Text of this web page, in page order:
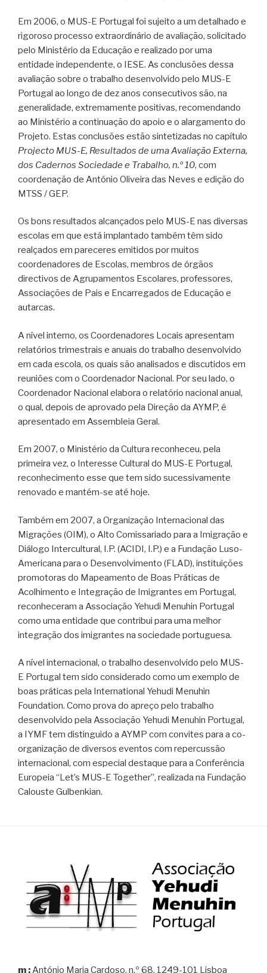
Em 2006, o MUS-E Portugal foi sujeito a um detalhado e
rigoroso processo extraordinário de avaliação, solicitado
pelo Ministério da Educação e realizado por uma
entidade independente, o IESE. As conclusões dessa
avaliação sobre o trabalho desenvolvido pelo MUS-E
Portugal ao longo de dez anos consecutivos são, na
generalidade, extremamente positivas, recomendando
ao Ministério a continuação do apoio e o alargamento do
Projeto. Estas conclusões estão sintetizadas no capítulo
Projecto MUS-E, Resultados de uma Avaliação Externa,
dos Cadernos Sociedade e Trabalho, n.º 10, com
coordenação de António Oliveira das Neves e edição do
MTSS / GEP.
Os bons resultados alcançados pelo MUS-E nas diversas
escolas em que está implantado também têm sido
realçados em pareceres emitidos por muitos
coordenadores de Escolas, membros de órgãos
directivos de Agrupamentos Escolares, professores,
Associações de Pais e Encarregados de Educação e
autarcas.
A nível interno, os Coordenadores Locais apresentam
relatórios trimestrais e anuais do trabalho desenvolvido
em cada escola, os quais são analisados e discutidos em
reuniões com o Coordenador Nacional. Por seu lado, o
Coordenador Nacional elabora o relatório nacional anual,
o qual, depois de aprovado pela Direção da AYMP, é
apresentado em Assembleia Geral.
Em 2007, o Ministério da Cultura reconheceu, pela
primeira vez, o Interesse Cultural do MUS-E Portugal,
reconhecimento esse que tem sido sucessivamente
renovado e mantém-se até hoje.
Também em 2007, a Organização Internacional das
Migrações (OIM), o Alto Comissariado para a Imigração e
Diálogo Intercultural, I.P. (ACIDI, I.P.) e a Fundação Luso-
Americana para o Desenvolvimento (FLAD), instituições
promotoras do Mapeamento de Boas Práticas de
Acolhimento e Integração de Imigrantes em Portugal,
reconheceram a Associação Yehudi Menuhin Portugal
como uma entidade que contribui para uma melhor
integração dos imigrantes na sociedade portuguesa.
A nível internacional, o trabalho desenvolvido pelo MUS-
E Portugal tem sido considerado como um exemplo de
boas práticas pela International Yehudi Menuhin
Foundation. Como prova do apreço pelo trabalho
desenvolvido pela Associação Yehudi Menuhin Portugal,
a IYMF tem distinguido a AYMP com convites para a co-
organização de diversos eventos com repercussão
internacional, com especial destaque para a Conferência
Europeia “Let’s MUS-E Together”, realizada na Fundação
Calouste Gulbenkian.
m :António Maria Cardoso, n.º 68, 1249-101 Lisboa